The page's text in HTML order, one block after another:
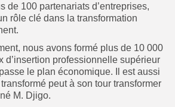
de 100 partenariats d’entreprises,
rôle clé dans la transformation
nous avons formé plus de 10 000
d’insertion professionnelle supérieur
le plan économique. Il est aussi
peut à son tour transformer
M. Djigo.